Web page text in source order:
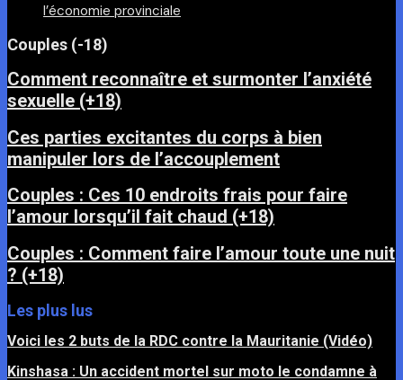
l’économie provinciale
Couples (-18)
Comment reconnaître et surmonter l’anxiété
sexuelle (+18)
Ces parties excitantes du corps à bien
manipuler lors de l’accouplement
Couples : Ces 10 endroits frais pour faire
l’amour lorsqu’il fait chaud (+18)
Couples : Comment faire l’amour toute une nuit
? (+18)
Les plus lus
Voici les 2 buts de la RDC contre la Mauritanie (Vidéo)
Kinshasa : Un accident mortel sur moto le condamne à